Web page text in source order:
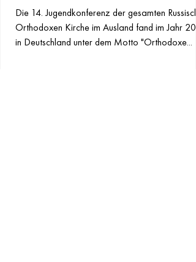
Die 14. Jugendkonferenz der gesamten
Orthodoxen Kirche im Ausland fand im Jahr
in Deutschland unter dem Motto "Orthodoxe...